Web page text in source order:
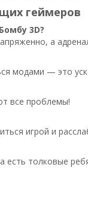
геймеров
3D?
а
модами — это
все проблемы!
игрой и
есть толковые